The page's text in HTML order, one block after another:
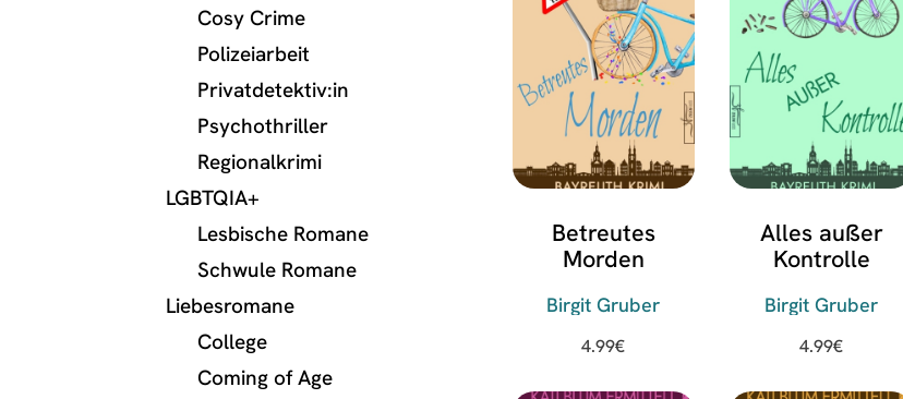
Betreutes
Morden
Birgit Gruber
4.99€
Alles außer
Kontrolle
Birgit Gruber
4.99€
Cosy Crime
Polizeiarbeit
Privatdetektiv:in
Psychothriller
Regionalkrimi
LGBTQIA+
Lesbische Romane
Schwule Romane
Liebesromane
College
Coming of Age